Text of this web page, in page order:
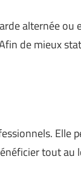
alternée ou
de mieux
Elle
tout au